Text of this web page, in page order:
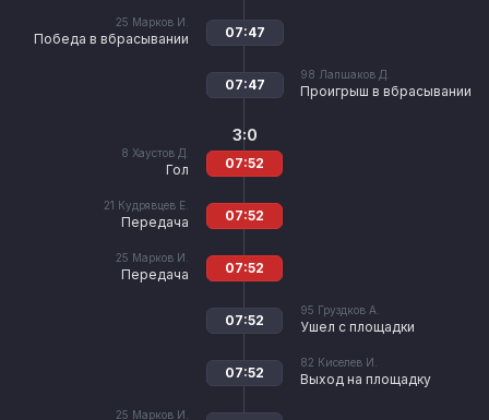
25 Марков И.
Победа в вбрасывании 07:47
98 Лапшаков Д.
Проигрыш в вбрасывании
07:47
8 Хаустов Д.
Гол
3:0
07:52
21 Кудрявцев Е.
Передача 07:52
25 Марков И.
Передача 07:52
95 Груздков А.
Ушел с площадки
07:52
82 Киселев И.
Выход на площадку
07:52
25 Марков И.